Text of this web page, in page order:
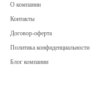
О компании
Контакты
Договор-оферта
Политика конфиденциальности
Блог компании